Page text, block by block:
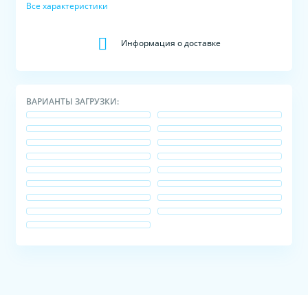
Все характеристики
Информация о доставке
ВАРИАНТЫ ЗАГРУЗКИ: